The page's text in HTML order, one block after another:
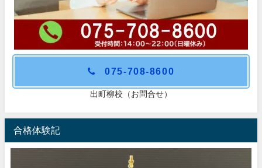
075-708-8600
出町柳校（お問合せ）
合格体験記